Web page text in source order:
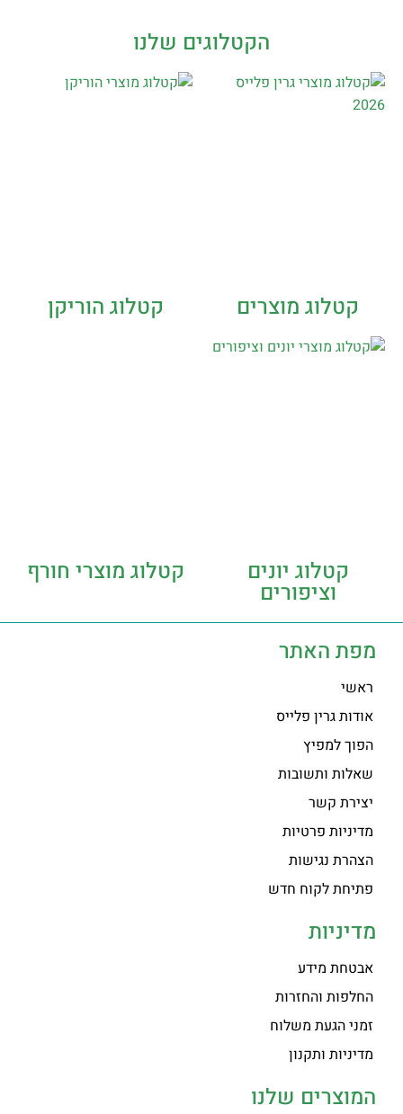
הקטלוגים שלנו
קטלוג מוצרים קטלוג הוריקן
קטלוג יונים
וציפורים
קטלוג מוצרי חורף
מפת האתר
ראשי
אודות גרין פלייס
הפוך למפיץ
שאלות ותשובות
יצירת קשר
מדיניות פרטיות
הצהרת נגישות
פתיחת לקוח חדש
מדיניות
אבטחת מידע
החלפות והחזרות
זמני הגעת משלוח
מדיניות ותקנון
המוצרים שלנו